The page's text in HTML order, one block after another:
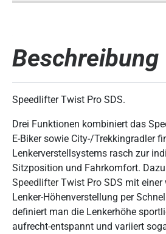
Beschreibung
Speedlifter Twist Pro SDS.
Drei Funktionen kombiniert das
E-Biker sowie City-/Trekkingradler
Lenkerverstellsystems rasch zur
Sitzposition und Fahrkomfort.
Speedlifter Twist Pro SDS mit einer
Lenker-Höhenverstellung per
definiert man die Lenkerhöhe
aufrecht-entspannt und variiert